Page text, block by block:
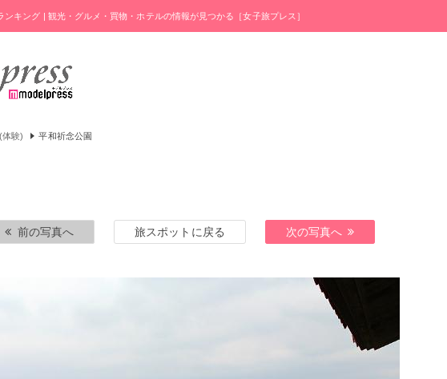
キング | 観光・グルメ・買物・ホテルの情報が見つかる［女子旅プレス］
体験) 平和祈念公園
前の写真へ 旅スポットに戻る 次の写真へ